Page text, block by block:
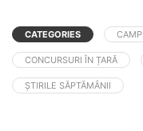
CATEGORIES
CONCURSURI ÎN ȚARĂ
ȘTIRILE SĂPTĂMÂNII